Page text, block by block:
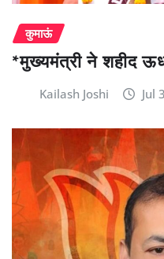
कुमाऊं
*मुख्यमंत्री ने शहीद
Kailash Joshi Jul